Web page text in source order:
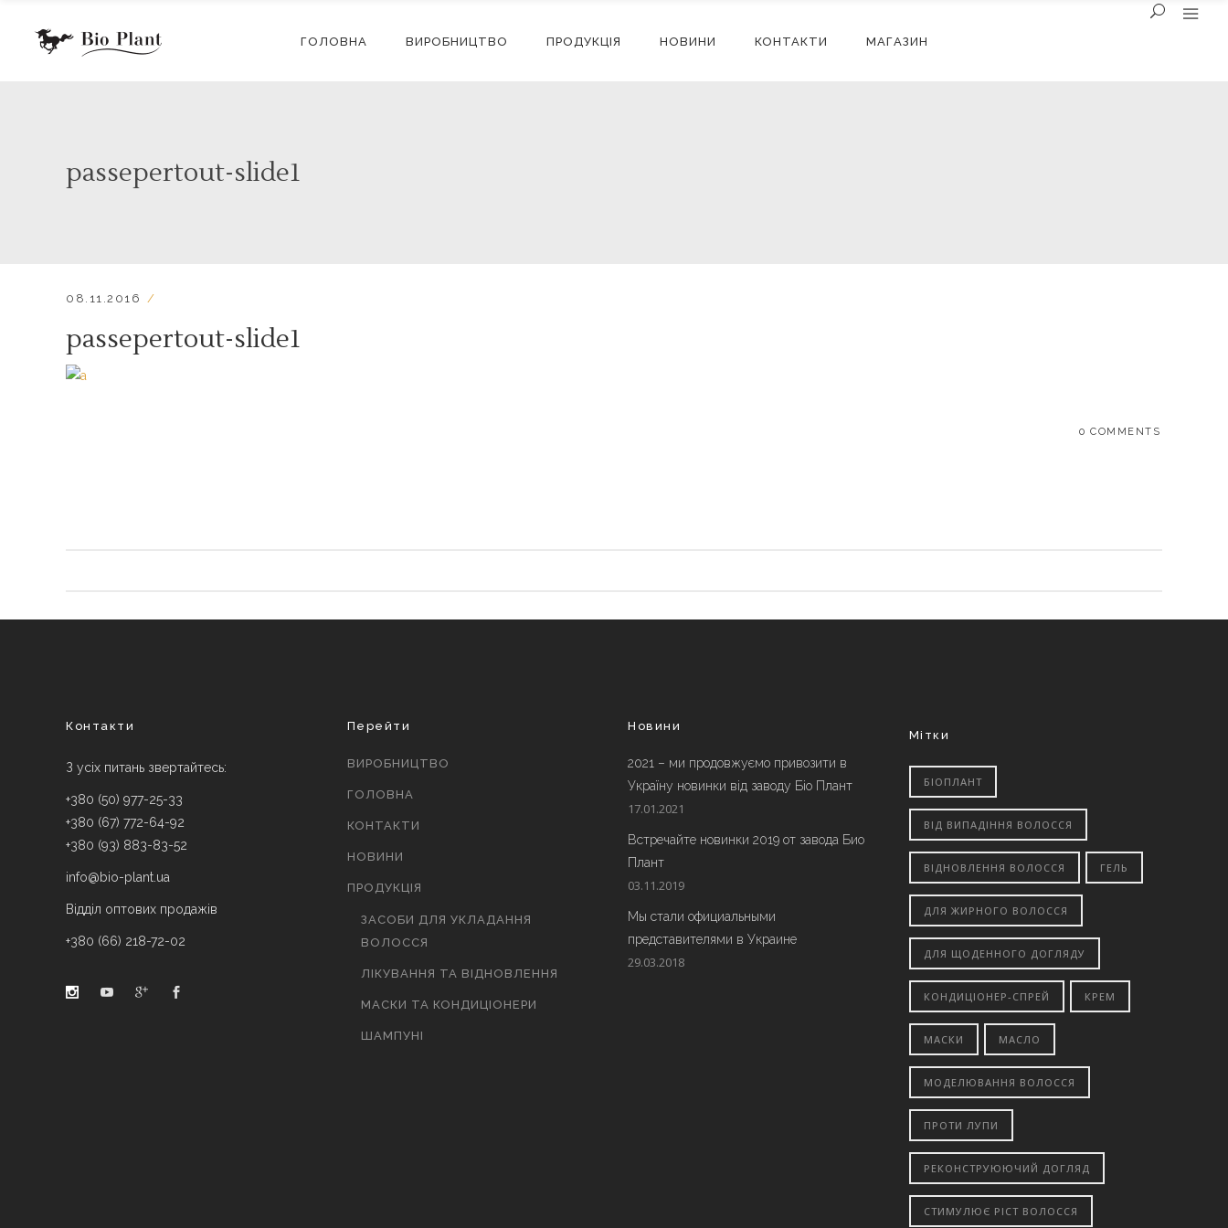
ГОЛОВНА ВИРОБНИЦТВО ПРОДУКЦІЯ НОВИНИ КОНТАКТИ МАГАЗИН
passepertout-slide1
08.11.2016
passepertout-slide1
0 COMMENTS
Контакти
З усіх питань звертайтесь:
+380 (50) 977-25-33
+380 (67) 772-64-92
+380 (93) 883-83-52
info@bio-plant.ua
Відділ оптових продажів
+380 (66) 218-72-02
Перейти
ВИРОБНИЦТВО
ГОЛОВНА
КОНТАКТИ
НОВИНИ
ПРОДУКЦІЯ
ЗАСОБИ ДЛЯ УКЛАДАННЯ
ВОЛОССЯ
ЛІКУВАННЯ ТА ВІДНОВЛЕННЯ
МАСКИ ТА КОНДИЦІОНЕРИ
ШАМПУНІ
Новини
2021 – ми продовжуємо привозити в
Україну новинки від заводу Біо Плант
17.01.2021
Встречайте новинки 2019 от завода Био
Плант
03.11.2019
Мы стали официальными
представителями в Украине
29.03.2018
Мітки
БІОПЛАНТ
ВІД ВИПАДІННЯ ВОЛОССЯ
ВІДНОВЛЕННЯ ВОЛОССЯ ГЕЛЬ
ДЛЯ ЖИРНОГО ВОЛОССЯ
ДЛЯ ЩОДЕННОГО ДОГЛЯДУ
КОНДИЦІОНЕР-СПРЕЙ КРЕМ
МАСКИ МАСЛО
МОДЕЛЮВАННЯ ВОЛОССЯ
ПРОТИ ЛУПИ
РЕКОНСТРУЮЮЧИЙ ДОГЛЯД
СТИМУЛЮЄ РІСТ ВОЛОССЯ